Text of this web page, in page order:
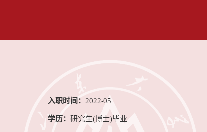
入职时间： 2022-05
学历： 研究生(博士)毕业